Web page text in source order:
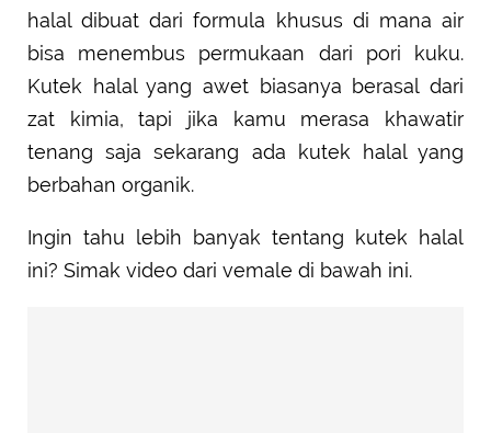
halal dibuat dari formula khusus di mana air
bisa menembus permukaan dari pori kuku.
Kutek halal yang awet biasanya berasal dari
zat kimia, tapi jika kamu merasa khawatir
tenang saja sekarang ada kutek halal yang
berbahan organik.
Ingin tahu lebih banyak tentang kutek halal
ini? Simak video dari vemale di bawah ini.